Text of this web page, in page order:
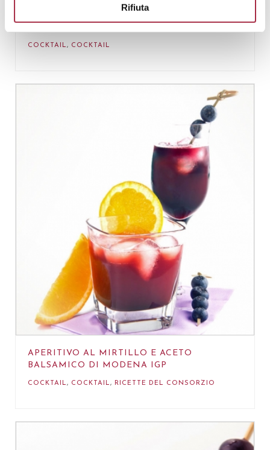
Rifiuta
COCKTAIL, COCKTAIL
APERITIVO AL MIRTILLO E ACETO
BALSAMICO DI MODENA IGP
COCKTAIL, COCKTAIL, RICETTE DEL CONSORZIO